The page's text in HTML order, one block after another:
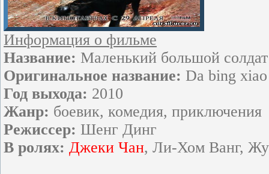
Информация о фильме
Название: Маленький большой солдат
Оригинальное название: Da bing
Год выхода: 2010
Жанр: боевик, комедия, приключения
Режиссер: Шенг Динг
В ролях: Джеки Чан, Ли-Хом Ванг,